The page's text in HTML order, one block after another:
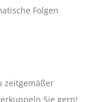
Folgen
zeitgemäßer
Sie gern!